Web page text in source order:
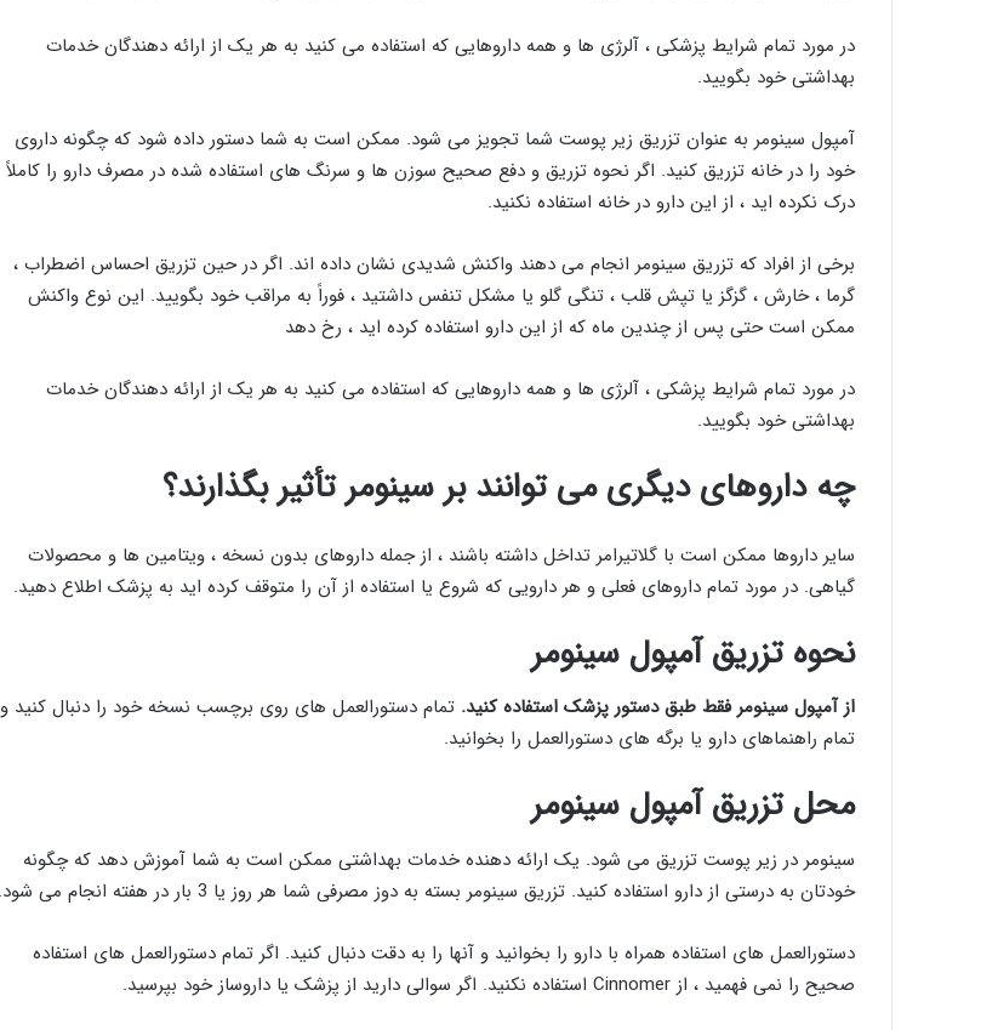
در مورد تمام شرایط پزشکی ، آلرژی ها و همه داروهایی که استفاده می کنید به هر یک از ارائه دهندگان خدمات
بهداشتی خود بگویید.
آمپول سینومر به عنوان تزریق زیر پوست شما تجویز می شود. ممکن است به شما دستور داده شود که چگونه داروی
خود را در خانه تزریق کنید. اگر نحوه تزریق و دفع صحیح سوزن ها و سرنگ های استفاده شده در مصرف دارو را کاملاً
درک نکرده اید ، از این دارو در خانه استفاده نکنید.
برخی از افراد که تزریق سینومر انجام می دهند واکنش شدیدی نشان داده اند. اگر در حین تزریق احساس اضطراب ،
گرما ، خارش ، گزگز یا تپش قلب ، تنگی گلو یا مشکل تنفس داشتید ، فوراً به مراقب خود بگویید. این نوع واکنش
ممکن است حتی پس از چندین ماه که از این دارو استفاده کرده اید ، رخ دهد
در مورد تمام شرایط پزشکی ، آلرژی ها و همه داروهایی که استفاده می کنید به هر یک از ارائه دهندگان خدمات
بهداشتی خود بگویید.
چه داروهای دیگری می توانند بر سینومر تأثیر بگذارند؟
سایر داروها ممکن است با گلاتیرامر تداخل داشته باشند ، از جمله داروهای بدون نسخه ، ویتامین ها و محصولات
گیاهی. در مورد تمام داروهای فعلی و هر دارویی که شروع یا استفاده از آن را متوقف کرده اید به پزشک اطلاع دهید.
نحوه تزریق آمپول سینومر
از آمپول سینومر فقط طبق دستور پزشک استفاده کنید. تمام دستورالعمل های روی برچسب نسخه خود را دنبال کنید و
تمام راهنماهای دارو یا برگه های دستورالعمل را بخوانید.
محل تزریق آمپول سینومر
سینومر در زیر پوست تزریق می شود. یک ارائه دهنده خدمات بهداشتی ممکن است به شما آموزش دهد که چگونه
خودتان به درستی از دارو استفاده کنید. تزریق سینومر بسته به دوز مصرفی شما هر روز یا 3 بار در هفته انجام می شود.
دستورالعمل های استفاده همراه با دارو را بخوانید و آنها را به دقت دنبال کنید. اگر تمام دستورالعمل های استفاده
صحیح را نمی فهمید ، از Cinnomer استفاده نکنید. اگر سوالی دارید از پزشک یا داروساز خود بپرسید.